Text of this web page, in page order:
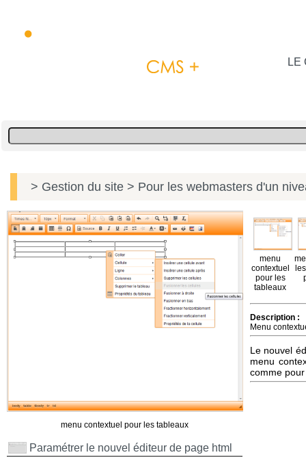
LE
> Gestion du site > Pour les webmasters d'un
menu contextuel pour les tableaux
Paramétrer le nouvel éditeur de page html
menu
contextuel
pour les
tableaux
Description :
Menu
Le nouvel
menu
comme